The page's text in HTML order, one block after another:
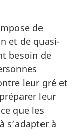
de
et de quasi-
besoin de
leur gré et
leur
que les
s’adapter à